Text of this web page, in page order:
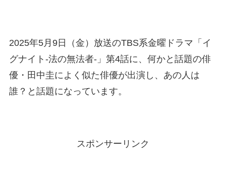
2025年5月9日（金）放送のTBS系金曜ドラマ「イ
グナイト-法の無法者-」第4話に、何かと話題の俳
優・田中圭によく似た俳優が出演し、あの人は
誰？と話題になっています。
スポンサーリンク